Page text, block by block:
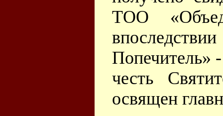
ТОО
Попечитель»
честь
освящен